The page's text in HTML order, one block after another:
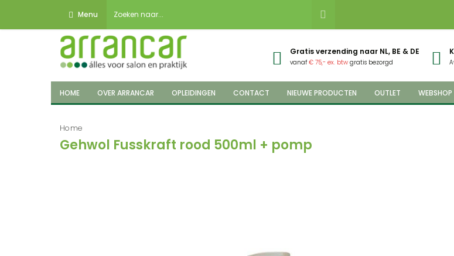
Menu
Gratis verzending naar NL, BE & DE
vanaf€ 75,- ex. btw gratis bezorgd
HOME OVER ARRANCAR OPLEIDINGEN CONTACT NIEUWE PRODUCTEN OUTLET WEBSHOP
Home
Gehwol Fusskraft rood 500ml + pomp